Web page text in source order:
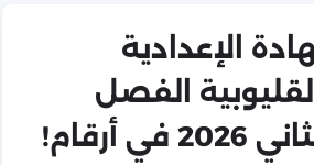
الإعدادية
الفصل
أرقام!